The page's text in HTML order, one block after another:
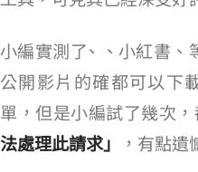
小編實測了 YouTube、Reddit、小紅
公開影片的確都可以下
單，但是小編試了幾次
法處理此請求」
，有點遺